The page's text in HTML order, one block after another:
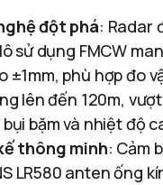
đột phá: Radar
sử dụng FMCW
±1mm, phù hợp đo
lên đến 120m,
bặm và nhiệt độ
thông minh: Cảm
LR580 anten ống